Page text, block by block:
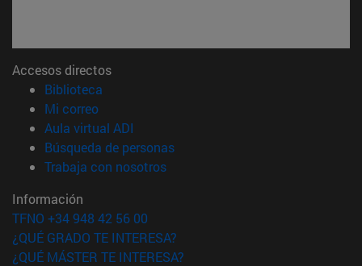
Accesos directos
Biblioteca
Mi correo(abre en nueva ventana)
Aula virtual ADI
Búsqueda de personas(abre en nueva ventana)
Trabaja con nosotros(abre en nueva ventana)
Información
TFNO +34 948 42 56 00
¿QUÉ GRADO TE INTERESA?
¿QUÉ MÁSTER TE INTERESA?